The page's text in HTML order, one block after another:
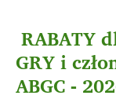
RABATY
GRY i
ABGC -